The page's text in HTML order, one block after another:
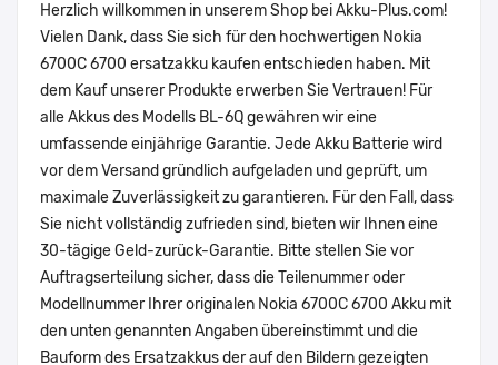
Herzlich willkommen in unserem Shop bei Akku-Plus.com!
Vielen Dank, dass Sie sich für den hochwertigen Nokia
6700C 6700 ersatzakku kaufen entschieden haben. Mit
dem Kauf unserer Produkte erwerben Sie Vertrauen! Für
alle Akkus des Modells BL-6Q gewähren wir eine
umfassende einjährige Garantie. Jede Akku Batterie wird
vor dem Versand gründlich aufgeladen und geprüft, um
maximale Zuverlässigkeit zu garantieren. Für den Fall, dass
Sie nicht vollständig zufrieden sind, bieten wir Ihnen eine
30-tägige Geld-zurück-Garantie. Bitte stellen Sie vor
Auftragserteilung sicher, dass die Teilenummer oder
Modellnummer Ihrer originalen Nokia 6700C 6700 Akku mit
den unten genannten Angaben übereinstimmt und die
Bauform des Ersatzakkus der auf den Bildern gezeigten